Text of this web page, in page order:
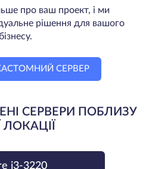
про ваш проект, і ми
рішення для вашого
бізнесу.
СЕРВЕР
СЕРВЕРИ ПОБЛИЗУ
ЛОКАЦІЇ
i3-3220